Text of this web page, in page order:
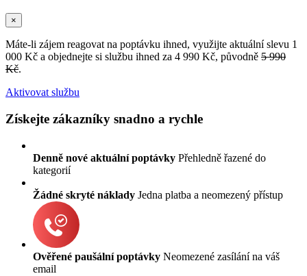
×
Máte-li zájem reagovat na poptávku ihned, využijte aktuální slevu 1
000 Kč a objednejte si službu ihned za 4 990 Kč, původně 5 990
Kč.
Aktivovat službu
Získejte zákazníky snadno a rychle
Denně nové aktuální poptávky Přehledně řazené do
kategorií
Žádné skryté náklady Jedna platba a neomezený přístup
Ověřené paušální poptávky Neomezené zasílání na váš
email